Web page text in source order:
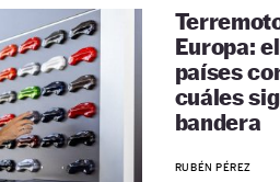
Europa:
países
cuáles
bandera
RUBÉN PÉREZ